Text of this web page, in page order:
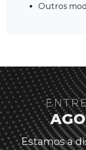
outros
Estamos a